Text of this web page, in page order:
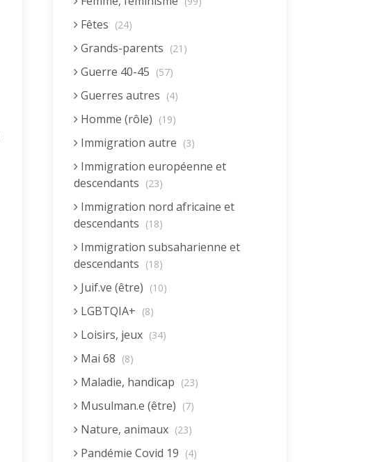
Fêtes (24)
Grands-parents (21)
Guerre 40-45 (57)
Guerres autres (4)
Homme (rôle) (19)
Immigration autre (3)
Immigration européenne et
descendants (23)
Immigration nord africaine et
descendants (18)
Immigration subsaharienne et
descendants (18)
Juif.ve (être) (10)
LGBTQIA+ (8)
Loisirs, jeux (34)
Mai 68 (8)
Maladie, handicap (23)
Musulman.e (être) (7)
Nature, animaux (23)
Pandémie Covid 19 (4)